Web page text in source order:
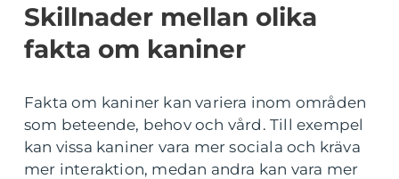
Skillnader mellan olika
fakta om kaniner
Fakta om kaniner kan variera inom områden
som beteende, behov och vård. Till exempel
kan vissa kaniner vara mer sociala och kräva
mer interaktion, medan andra kan vara mer